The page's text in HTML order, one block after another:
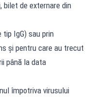
bilet de externare din
tip IgG) sau prin
și pentru care au trecut
până la data
împotriva virusului